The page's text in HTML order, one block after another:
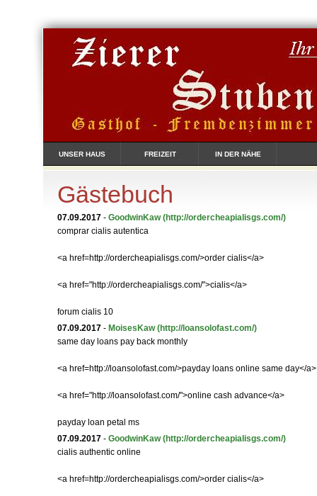
UNSER HAUS FREIZEIT IN DER NÄHE
Gästebuch
07.09.2017 - GoodwinKaw (http://ordercheapialisgs.com/)
comprar cialis autentica
<a href=http://ordercheapialisgs.com/>order cialis</a>
<a href="http://ordercheapialisgs.com/">cialis</a>
forum cialis 10
07.09.2017 - MoisesKaw (http://loansolofast.com/)
same day loans pay back monthly
<a href=http://loansolofast.com/>payday loans online same day</a>
<a href="http://loansolofast.com/">online cash advance</a>
payday loan petal ms
07.09.2017 - GoodwinKaw (http://ordercheapialisgs.com/)
cialis authentic online
<a href=http://ordercheapialisgs.com/>order cialis</a>